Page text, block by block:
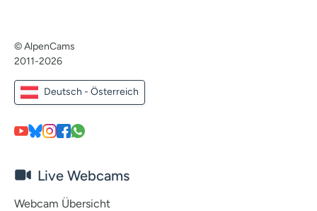
© AlpenCams
2011-2026
Deutsch - Österreich
Live Webcams
Webcam Übersicht